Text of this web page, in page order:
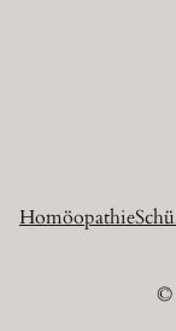
Homöopathie
©